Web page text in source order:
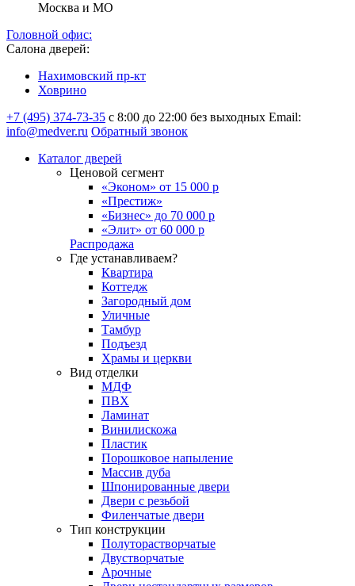
Москва и МО
Головной офис:
Салона дверей:
Нахимовский пр-кт
Ховрино
+7 (495) 374-73-35 с 8:00 до 22:00 без выходных Email:
info@medver.ru Обратный звонок
Каталог дверей
Ценовой сегмент
«Эконом» от 15 000 р
«Престиж»
«Бизнес» до 70 000 р
«Элит» от 60 000 р
Распродажа
Где устанавливаем?
Квартира
Коттедж
Загородный дом
Уличные
Тамбур
Подъезд
Храмы и церкви
Вид отделки
МДФ
ПВХ
Ламинат
Винилискожа
Пластик
Порошковое напыление
Массив дуба
Шпонированные двери
Двери с резьбой
Филенчатые двери
Тип конструкции
Полуторастворчатые
Двустворчатые
Арочные